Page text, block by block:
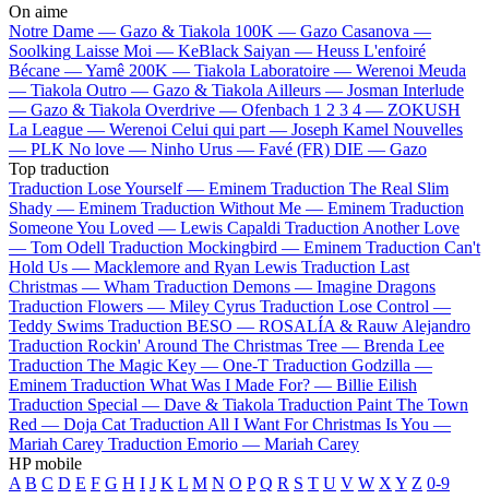
On aime
Notre Dame — Gazo & Tiakola 100K — Gazo Casanova —
Soolking Laisse Moi — KeBlack Saiyan — Heuss L'enfoiré
Bécane —Yamê 200K — Tiakola Laboratoire — Werenoi Meuda
— Tiakola Outro — Gazo & Tiakola Ailleurs — Josman Interlude
— Gazo & Tiakola Overdrive — Ofenbach 1 2 3 4 — ZOKUSH
La League — Werenoi Celui qui part — Joseph Kamel Nouvelles
— PLK No love — Ninho Urus — Favé (FR) DIE — Gazo
Top traduction
Traduction Lose Yourself — Eminem Traduction The Real Slim
Shady — Eminem Traduction Without Me — Eminem Traduction
Someone You Loved — Lewis Capaldi Traduction Another Love
— Tom Odell Traduction Mockingbird — Eminem Traduction Can't
Hold Us — Macklemore and Ryan Lewis Traduction Last
Christmas — Wham Traduction Demons — Imagine Dragons
Traduction Flowers — Miley Cyrus Traduction Lose Control —
Teddy Swims Traduction BESO — ROSALÍA & Rauw Alejandro
Traduction Rockin' Around The Christmas Tree — Brenda Lee
Traduction The Magic Key — One-T Traduction Godzilla —
Eminem Traduction What Was I Made For? — Billie Eilish
Traduction Special — Dave & Tiakola Traduction Paint The Town
Red — Doja Cat Traduction All I Want For Christmas Is You —
Mariah Carey Traduction Emorio — Mariah Carey
HP mobile
A B C D E F G H I J K L M N O P Q R S T U V W X Y Z 0-9